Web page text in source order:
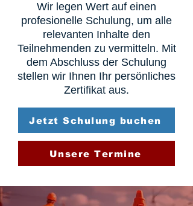
Wir legen Wert auf einen
profesionelle Schulung, um alle
relevanten Inhalte den
Teilnehmenden zu vermitteln. Mit
dem Abschluss der Schulung
stellen wir Ihnen Ihr persönliches
Zertifikat aus.
Jetzt Schulung buchen
Unsere Termine